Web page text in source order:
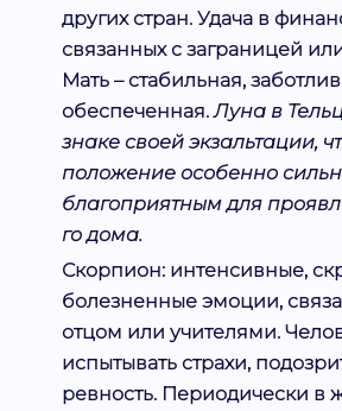
других стран. Удача в
связанных с заграницей
Мать – стабильная,
обеспеченная.Луна в
знаке своей экзальтации,
положение особенно
благоприятным для
го дома.
Скорпион: интенсивные,
болезненные эмоции,
отцом или учителями.
испытывать страхи,
ревность. Периодически в